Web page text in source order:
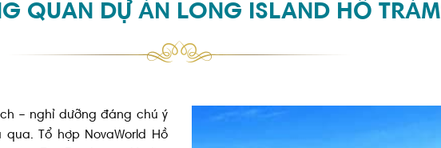
QUAN DỰ ÁN LONG ISLAND HỒ TRÀM
– nghỉ dưỡng đáng chú ý
Tổ hợp NovaWorld Hồ